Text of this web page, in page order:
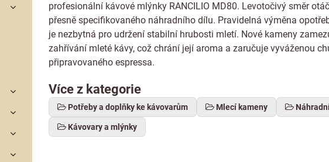
profesionální kávové mlýnky RANCILIO MD80. Levotočivý směr
přesně specifikovaného náhradního dílu. Pravidelná výměna
je nezbytná pro udržení stabilní hrubosti mletí. Nové kameny
zahřívání mleté kávy, což chrání její aroma a zaručuje vyváženou
připravovaného espressa.
Více z kategorie
Potřeby a doplňky ke kávovarům Mlecí kameny
Kávovary a mlýnky